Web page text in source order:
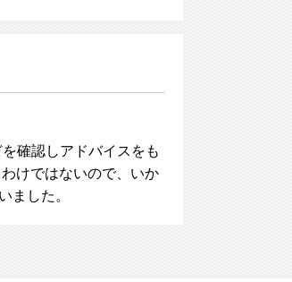
確認しアドバイスをも
けではないので、いか
ました。